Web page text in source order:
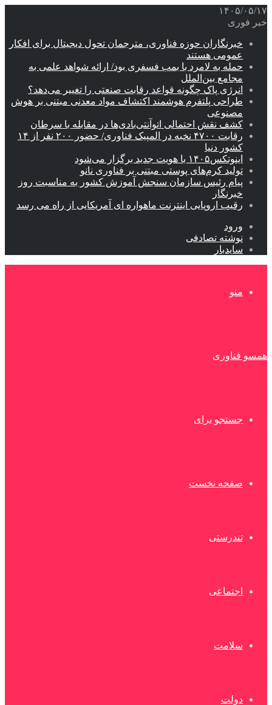
۱۴۰۵/۰۵/۱۷
خبر فوری
خبرنگاران حوزه فناوری، مترجمان تحول دیجیتال برای افکار
عمومی هستند
حمله به لامرد با بمب فسفری بود/ ارائه شواهد علمی به
مجامع بین‌الملل
انرژی پاک چگونه قواعد رقابت صنعتی را تغییر می‌دهد؟
طراحی پلتفرم هوشمند اکتشاف مواد معدنی مبتنی بر هوش
مصنوعی
کشف نقش احتمالی اتوآنتی‌بادی‌ها در مقابله با سرطان
رقابت ۴۷۰۰ نخبه در المپیک فناوری/ حضور ۲۰۰ نفر از ۱۴
کشور دنیا
اینوتکس۱۴۰۵ با هویت جدید برگزار می‌شود
تولید کرم‌های پوستی مبتنی بر فناوری نانو
پیام رئیس سازمان سنجش آموزش کشور به مناسبت روز
خبرنگار
رقیب اروپایی اینترنت ماهواره ای آمریکایی از راه می رسد
ورود
نوشته تصادفی
سایدبار
منو
همسو فناوری
جستجو برای
صفحه نخست
تندرستی
اجتماعی
سلامت
دولت